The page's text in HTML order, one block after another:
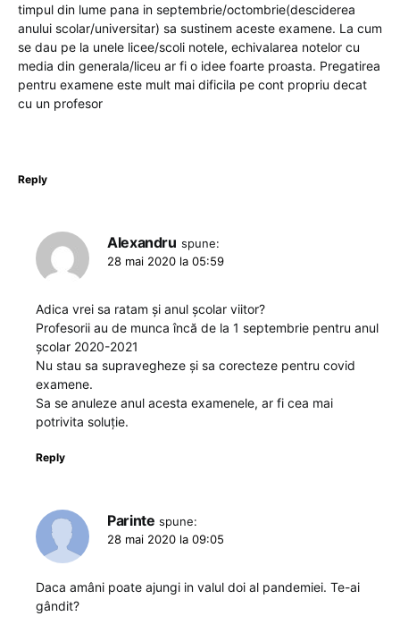
timpul din lume pana in septembrie/octombrie(desciderea
anului scolar/universitar) sa sustinem aceste examene. La cum
se dau pe la unele licee/scoli notele, echivalarea notelor cu
media din generala/liceu ar fi o idee foarte proasta. Pregatirea
pentru examene este mult mai dificila pe cont propriu decat
cu un profesor
Reply
Alexandru spune:
28 mai 2020 la 05:59
Adica vrei sa ratam și anul școlar viitor?
Profesorii au de munca încă de la 1 septembrie pentru anul
școlar 2020-2021
Nu stau sa supravegheze și sa corecteze pentru covid
examene.
Sa se anuleze anul acesta examenele, ar fi cea mai
potrivita soluție.
Reply
Parinte spune:
28 mai 2020 la 09:05
Daca amâni poate ajungi in valul doi al pandemiei. Te-ai
gândit?